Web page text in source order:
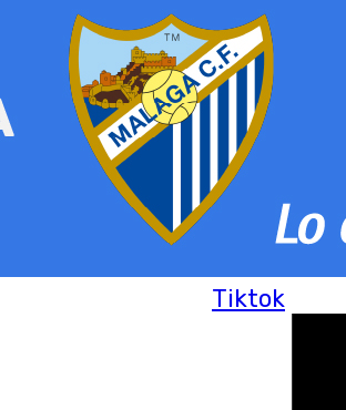
Tiktok